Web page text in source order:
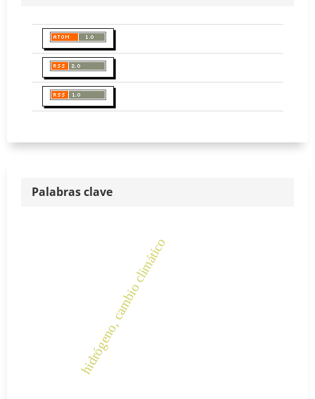
Palabras clave
hidrógeno, cambio climático